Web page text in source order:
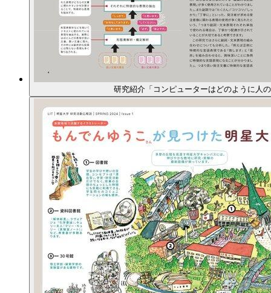
研究紹介「コンピューターはどのように人